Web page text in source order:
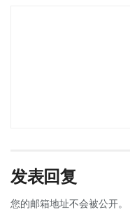
发表回复
您的邮箱地址不会被公开。